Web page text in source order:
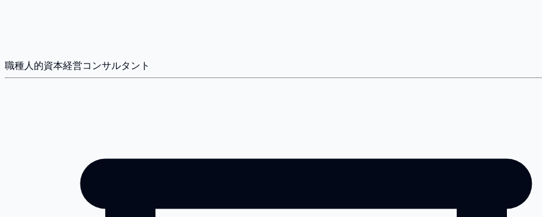
職種人的資本経営コンサルタント